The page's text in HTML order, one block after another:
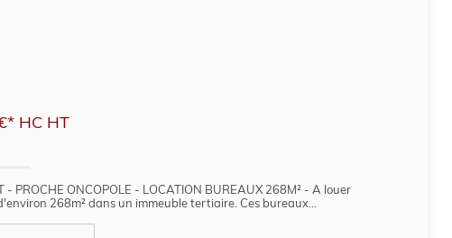
HC HT
- PROCHE ONCOPOLE - LOCATION BUREAUX 268M² - A louer
268m² dans un immeuble tertiaire. Ces bureaux...